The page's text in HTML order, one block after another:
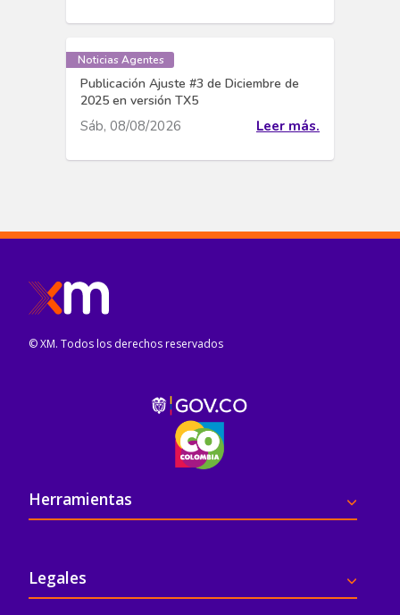
Noticias Agentes
Publicación Ajuste #3 de Diciembre de
2025 en versión TX5
Sáb, 08/08/2026 Leer más.
© XM. Todos los derechos reservados
Pie de página
Herramientas
Legales